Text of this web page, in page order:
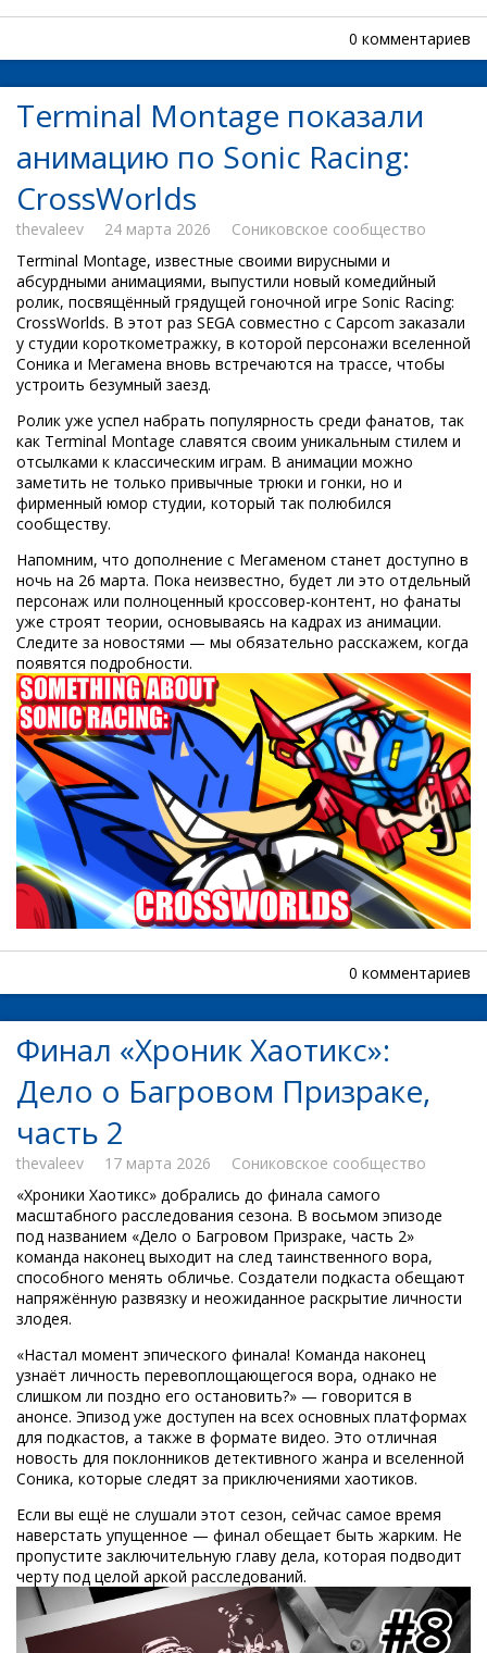
0 комментариев
Terminal Montage показали
анимацию по Sonic Racing:
CrossWorlds
thevaleev 24 марта 2026
Сониковское сообщество
Terminal Montage, известные своими вирусными и
абсурдными анимациями, выпустили новый комедийный
ролик, посвящённый грядущей гоночной игре Sonic Racing:
CrossWorlds. В этот раз SEGA совместно с Capcom заказали
у студии короткометражку, в которой персонажи вселенной
Соника и Мегамена вновь встречаются на трассе, чтобы
устроить безумный заезд.
Ролик уже успел набрать популярность среди фанатов, так
как Terminal Montage славятся своим уникальным стилем и
отсылками к классическим играм. В анимации можно
заметить не только привычные трюки и гонки, но и
фирменный юмор студии, который так полюбился
сообществу.
Напомним, что дополнение с Мегаменом станет доступно в
ночь на 26 марта. Пока неизвестно, будет ли это отдельный
персонаж или полноценный кроссовер-контент, но фанаты
уже строят теории, основываясь на кадрах из анимации.
Следите за новостями — мы обязательно расскажем, когда
появятся подробности.
0 комментариев
Финал «Хроник Хаотикс»:
Дело о Багровом Призраке,
часть 2
thevaleev 17 марта 2026
Сониковское сообщество
«Хроники Хаотикс» добрались до финала самого
масштабного расследования сезона. В восьмом эпизоде
под названием «Дело о Багровом Призраке, часть 2»
команда наконец выходит на след таинственного вора,
способного менять обличье. Создатели подкаста обещают
напряжённую развязку и неожиданное раскрытие личности
злодея.
«Настал момент эпического финала! Команда наконец
узнаёт личность перевоплощающегося вора, однако не
слишком ли поздно его остановить?» — говорится в
анонсе. Эпизод уже доступен на всех основных платформах
для подкастов, а также в формате видео. Это отличная
новость для поклонников детективного жанра и вселенной
Соника, которые следят за приключениями хаотиков.
Если вы ещё не слушали этот сезон, сейчас самое время
наверстать упущенное — финал обещает быть жарким. Не
пропустите заключительную главу дела, которая подводит
черту под целой аркой расследований.